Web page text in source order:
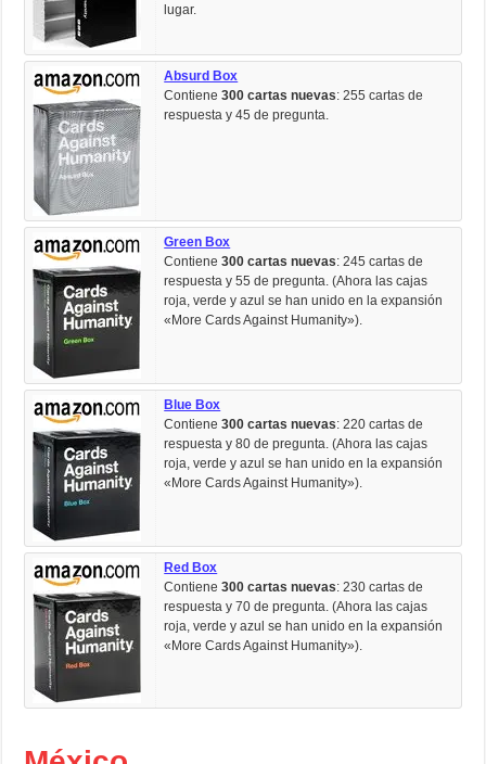
lugar.
Absurd Box
Contiene300 cartas nuevas: 255 cartas de
respuesta y 45 de pregunta.
Green Box
Contiene300 cartas nuevas: 245 cartas de
respuesta y 55 de pregunta. (Ahora las cajas
roja, verde y azul se han unido en la expansión
«More Cards Against Humanity»).
Blue Box
Contiene300 cartas nuevas: 220 cartas de
respuesta y 80 de pregunta. (Ahora las cajas
roja, verde y azul se han unido en la expansión
«More Cards Against Humanity»).
Red Box
Contiene300 cartas nuevas: 230 cartas de
respuesta y 70 de pregunta. (Ahora las cajas
roja, verde y azul se han unido en la expansión
«More Cards Against Humanity»).